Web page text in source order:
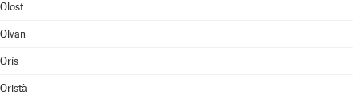
Olost
Olvan
Orís
Oristà